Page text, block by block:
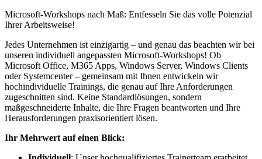
Microsoft-Workshops nach Maß: Entfesseln Sie das volle Potenzial
Ihrer Arbeitsweise!
Jedes Unternehmen ist einzigartig – und genau das beachten wir bei
unseren individuell angepassten Microsoft-Workshops! Ob
Microsoft Office, M365 Apps, Windows Server, Windows Clients
oder Systemcenter – gemeinsam mit Ihnen entwickeln wir
hochindividuelle Trainings, die genau auf Ihre Anforderungen
zugeschnitten sind. Keine Standardlösungen, sondern
maßgeschneiderte Inhalte, die Ihre Fragen beantworten und Ihre
Herausforderungen praxisorientiert lösen.
Ihr Mehrwert auf einen Blick: